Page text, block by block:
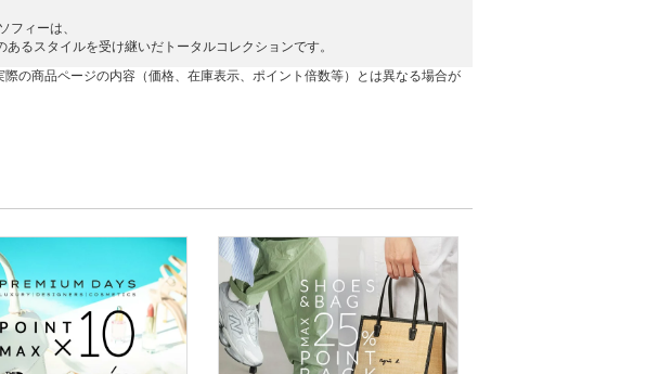
フィーは、
るスタイルを受け継いだトータルコレクションです。
の商品ページの内容（価格、在庫表示、ポイント倍数等）とは異なる場合が